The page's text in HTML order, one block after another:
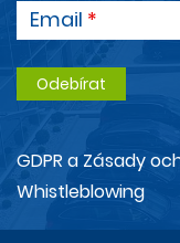
Email
GDPR a Zásady
Whistleblowing